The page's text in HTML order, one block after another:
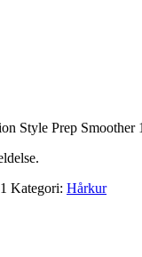
Style Prep Smoother
Kategori: Hårkur